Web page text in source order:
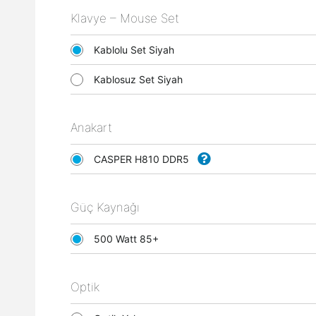
Klavye – Mouse Set
Kablolu Set Siyah
Kablosuz Set Siyah
Anakart
CASPER H810 DDR5
Güç Kaynağı
500 Watt 85+
Optik